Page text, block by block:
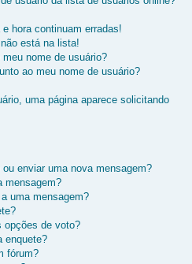
hora continuam erradas!
está na lista!
nome de usuário?
ao meu nome de usuário?
uma página aparece solicitando
enviar uma nova mensagem?
mensagem?
uma mensagem?
opções de voto?
enquete?
fórum?